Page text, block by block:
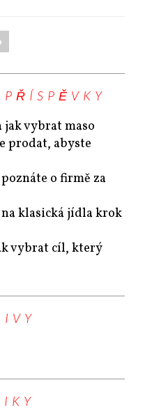
jak vybrat maso
prodat, abyste
o firmě za
na klasická jídla krok
vybrat cíl, který